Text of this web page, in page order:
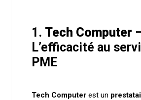
1. Tech Computer
L’efficacité au
PME
Tech Computerest un